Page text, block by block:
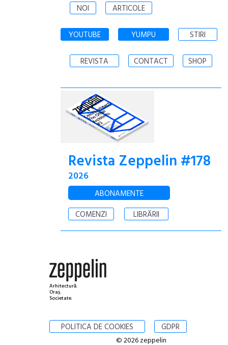
NOI ARTICOLE
YOUTUBE YUMPU STIRI
REVISTA CONTACT SHOP
Revista Zeppelin #178
2026
ABONAMENTE
COMENZI
LIBRĂRII
Arhitectură.
Oraș.
Societate.
POLITICA DE COOKIES GDPR
© 2026 zeppelin